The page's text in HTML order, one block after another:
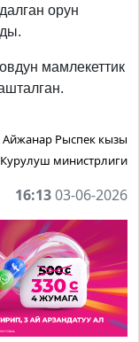
орун
мамлекеттик
Айжанар Рыспек кызы
Курулуш министрлиги
16:1303-06-2026